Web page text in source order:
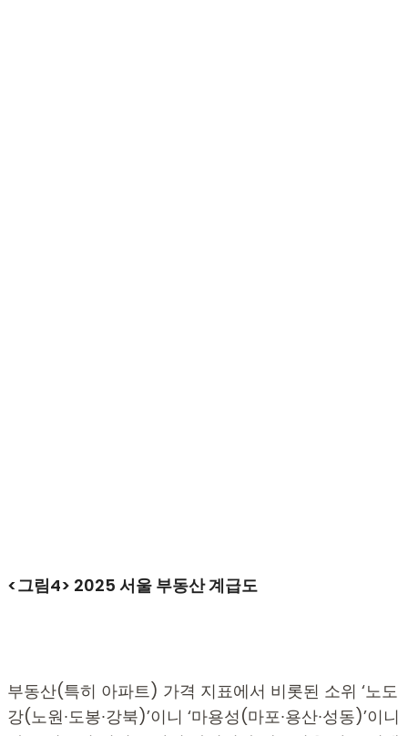
<그림4> 2025 서울 부동산 계급도
부동산(특히 아파트) 가격 지표에서 비롯된 소위 ‘노도
강(노원∙도봉∙강북)’이니 ‘마용성(마포∙용산∙성동)’이니